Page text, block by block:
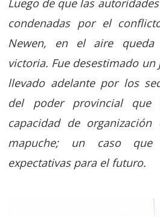
Luego de que las
condenadas por el
Newen, en el aire queda
victoria. Fue desestimado
llevado adelante por los
del poder provincial que
capacidad de
mapuche; un caso que
expectativas para el futuro.